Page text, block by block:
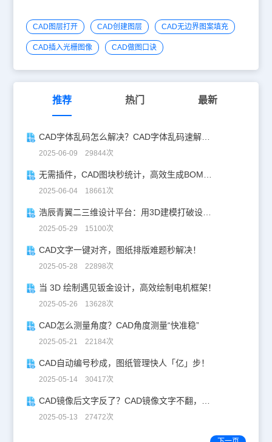
CAD图层打开 CAD创建图层 CAD无边界图案填充
CAD插入光栅图像 CAD做图口诀
推荐 热门 最新
CAD字体乱码怎么解决？CAD字体乱码速解指南
2025-06-09 29844次
无需插件，CAD图块秒统计，高效生成BOM表！
2025-06-04 18661次
浩辰青翼二三维设计平台：用3D建模打破设计边界
2025-05-29 15100次
CAD文字一键对齐，图纸排版难题秒解决！
2025-05-28 22898次
当 3D 绘制遇见钣金设计，高效绘制电机框架！
2025-05-26 13628次
CAD怎么测量角度？CAD角度测量“快准稳”
2025-05-21 22184次
CAD自动编号秒成，图纸管理快人「亿」步！
2025-05-14 30417次
CAD镜像后文字反了？CAD镜像文字不翻，一键搞定！
2025-05-13 27472次